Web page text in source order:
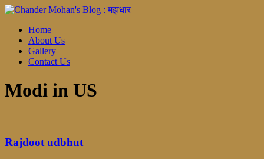
Home
About Us
Gallery
Contact Us
Modi in US
Rajdoot udbhut